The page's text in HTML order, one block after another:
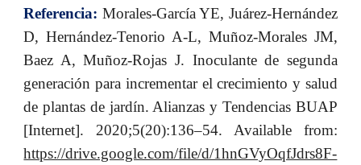
Referencia: Morales-García YE, Juárez-Hernández
D, Hernández-Tenorio A-L, Muñoz-Morales JM,
Baez A, Muñoz-Rojas J. Inoculante de segunda
generación para incrementar el crecimiento y salud
de plantas de jardín. Alianzas y Tendencias BUAP
[Internet]. 2020;5(20):136–54. Available from:
https://drive.google.com/file/d/1hnGVyOqfJdrs8F-